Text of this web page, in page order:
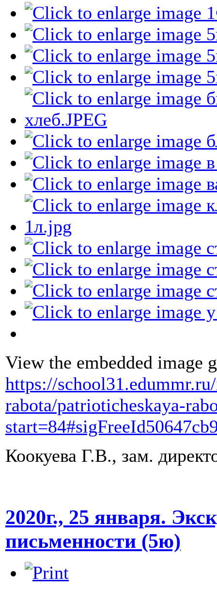
View the embedded image
https://
rabota/patrioticheskaya-
Коокуева Г.В., зам.
2020г., 25 января.
письменности (5ю)